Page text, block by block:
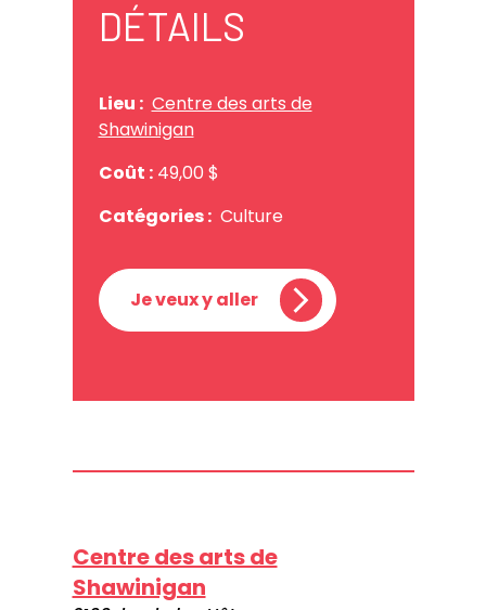
DÉTAILS
Lieu : Centre des arts de
Shawinigan
Coût : 49,00 $
Catégories : Culture
Je veux y aller
Centre des arts de
Shawinigan